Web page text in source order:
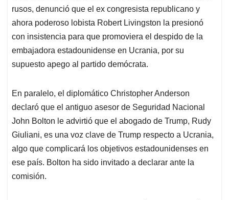
rusos, denunció que el ex congresista republicano y
ahora poderoso lobista Robert Livingston la presionó
con insistencia para que promoviera el despido de la
embajadora estadounidense en Ucrania, por su
supuesto apego al partido demócrata.
En paralelo, el diplomático Christopher Anderson
declaró que el antiguo asesor de Seguridad Nacional
John Bolton le advirtió que el abogado de Trump, Rudy
Giuliani, es una voz clave de Trump respecto a Ucrania,
algo que complicará los objetivos estadounidenses en
ese país. Bolton ha sido invitado a declarar ante la
comisión.